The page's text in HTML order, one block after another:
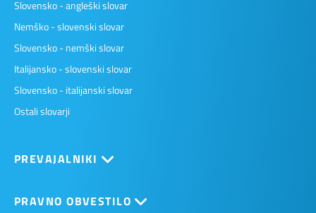
Slovensko - angleški slovar
Nemško - slovenski slovar
Slovensko - nemški slovar
Italijansko - slovenski slovar
Slovensko - italijanski slovar
Ostali slovarji
PREVAJALNIKI
PRAVNO OBVESTILO